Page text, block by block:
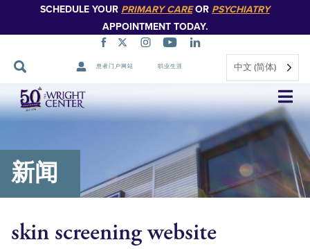
SCHEDULE YOUR PRIMARY CAREOR PSYCHIATRY
APPOINTMENT TODAY.
患者门户网站 职业生涯 中文 (简体)
跳
过
导
新闻
skin screening website